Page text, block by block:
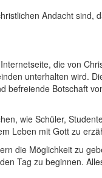
Andacht sind,
die von
unterhalten wird.
befreiende Botschaft
wie Schüler,
Leben mit Gott zu
die Möglichkeit zu
Tag zu beginnen.